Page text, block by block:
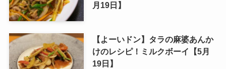
月19日】
【よーいドン】タラの麻婆あんか
けのレシピ！ミルクボーイ【5月
19日】